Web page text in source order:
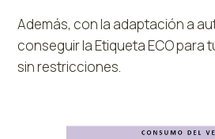
Además, con la adaptación a
conseguir la Etiqueta ECO para
sin restricciones.